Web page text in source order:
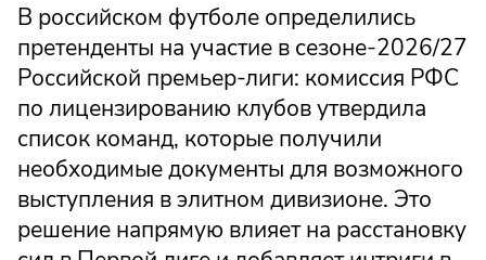
В российском футболе определились
претенденты на участие в сезоне-2026/27
Российской премьер-лиги: комиссия РФС
по лицензированию клубов утвердила
список команд, которые получили
необходимые документы для возможного
выступления в элитном дивизионе. Это
решение напрямую влияет на расстановку